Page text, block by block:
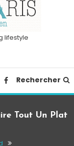
lifestyle
Rechercher
Tout Un Plat